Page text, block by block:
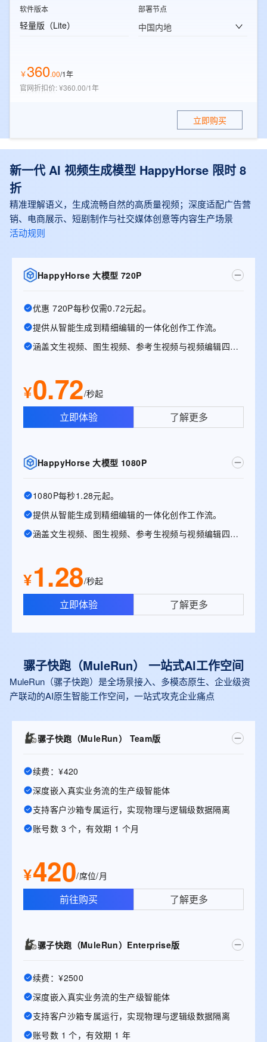
软件版本
轻量版（Lite）
部署节点
中国内地
￥360.00/1年
官网折扣价:¥360.00/1年
立即购买
新一代 AI 视频生成模型 HappyHorse 限时 8
折
精准理解语义，生成流畅自然的高质量视频；深度适配广告营
销、电商展示、短剧制作与社交媒体创意等内容生产场景
活动规则
HappyHorse 大模型 720P
优惠 720P每秒仅需0.72元起。
提供从智能生成到精细编辑的一体化创作工作流。
涵盖文生视频、图生视频、参考生视频与视频编辑四大能力
¥0.72/秒起
立即体验 了解更多
HappyHorse 大模型 1080P
1080P每秒1.28元起。
提供从智能生成到精细编辑的一体化创作工作流。
涵盖文生视频、图生视频、参考生视频与视频编辑四大能力。
¥1.28/秒起
立即体验 了解更多
骡子快跑（MuleRun） 一站式Al工作空间
MuleRun（骡子快跑）是全场景接入、多模态原生、企业级资
产联动的AI原生智能工作空间，一站式攻克企业痛点
骡子快跑（MuleRun） Team版
续费：¥420
深度嵌入真实业务流的生产级智能体
支持客户沙箱专属运行，实现物理与逻辑级数据隔离
账号数 3 个，有效期 1 个月
¥420/席位/月
前往购买 了解更多
骡子快跑（MuleRun）Enterprise版
续费：¥2500
深度嵌入真实业务流的生产级智能体
支持客户沙箱专属运行，实现物理与逻辑级数据隔离
账号数 1 个，有效期 1 年